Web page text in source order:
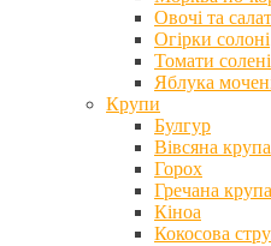
Овочі та
Огірки солоні
Томати солені
Яблука
Крупи
Булгур
Вівсяна крупа
Горох
Гречана крупа
Кіноа
Кокосова